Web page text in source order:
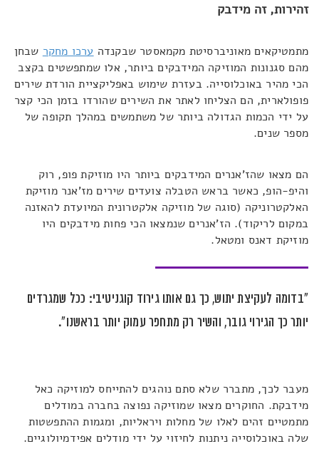
זהירות, זה מידבק
מתמטיקאים מאוניברסיטת מקמאסטר שבקנדה ערכו מחקר שבחן
מהם סגנונות המוזיקה המידבקים ביותר, אלו שמתפשטים בקצב
הכי מהיר באוכלוסייה. בעזרת שימוש באפליקציית הורדת שירים
פופולארית, הם הצליחו לאתר את השירים שהורדו בזמן הכי קצר
על ידי הכמות הגדולה ביותר של משתמשים במהלך תקופה של
מספר שנים.
הם מצאו שהז'אנרים המידבקים ביותר היו מוזיקת פופ, רוק
והיפ-הופ, כאשר בראש הטבלה צועדים שירים מז'אנר מוזיקת
האלקטרוניקה (סוגה של מוזיקה אלקטרונית המיועדת להאזנה
במקום לריקוד). הז'אנרים שנמצאו הכי פחות מידבקים היו
מוזיקת דאנס ומטאל.
"בדומה לעקיצת יתוש, כך גם אותו גירוד קוגניטיבי: ככל שמגרדים
יותר כך הגירוי גובר, והשיר רק מתחפר עמוק יותר בראשנו".
מעבר לכך, מתברר שלא סתם נוהגים להתייחס למוזיקה כאל
מידבקת. החוקרים מצאו שמוזיקה נפוצה בחברה במודלים
מתמטיים זהים לאלו של מחלות ויראליות, ומגמות ההתפשטות
שלה באוכלוסייה ניתנות לחיזוי על ידי מודלים אפידמיולוגיים.